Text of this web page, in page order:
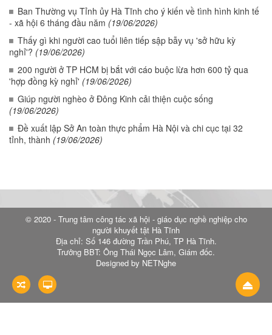
Ban Thường vụ Tỉnh ủy Hà Tĩnh cho ý kiến về tình hình kinh tế
- xã hội 6 tháng đầu năm (19/06/2026)
Thấy gì khi người cao tuổi liên tiếp sập bẫy vụ 'sở hữu kỳ
nghỉ'? (19/06/2026)
200 người ở TP HCM bị bắt với cáo buộc lừa hơn 600 tỷ qua
'hợp đồng kỳ nghỉ' (19/06/2026)
Giúp người nghèo ở Đông Kinh cải thiện cuộc sống
(19/06/2026)
Đề xuất lập Sở An toàn thực phẩm Hà Nội và chi cục tại 32
tỉnh, thành (19/06/2026)
© 2020 - Trung tâm công tác xã hội - giáo dục nghề nghiệp cho
người khuyết tật Hà Tĩnh
Địa chỉ: Số 146 đường Trần Phú, TP Hà Tĩnh.
Trưởng BBT: Ông Thái Ngọc Lâm, Giám đốc.
Designed by NETNghe